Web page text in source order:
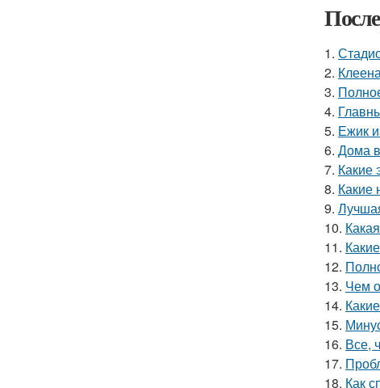
1.
2.
3.
4.
5. Ежик
6. Дома
7. Какие
8. Какие
9.
10.
11.
12.
13. Чем
14.
15.
16. Все,
17.
18. Как